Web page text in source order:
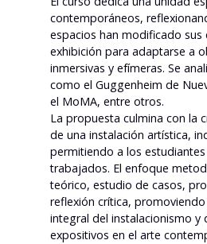
contemporáneos,
espacios han modificado
exhibición para adaptarse a
inmersivas y efímeras. Se
como el Guggenheim de
el MoMA, entre otros.
La propuesta culmina con la
de una instalación artística,
permitiendo a los
trabajados. El enfoque
teórico, estudio de casos,
reflexión crítica,
integral del instalacionismo y
expositivos en el arte